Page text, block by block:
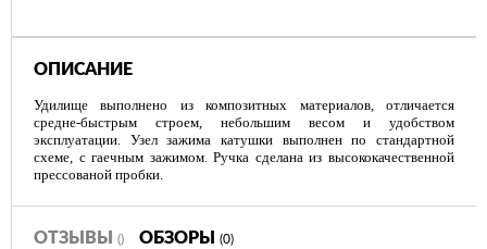
ОПИСАНИЕ
Удилище выполнено из композитных материалов, отличается
средне-быстрым строем, небольшим весом и удобством
эксплуатации. Узел зажима катушки выполнен по стандартной
схеме, с гаечным зажимом. Ручка сделана из высококачественной
прессованой пробки.
ОТЗЫВЫ () ОБЗОРЫ (0)